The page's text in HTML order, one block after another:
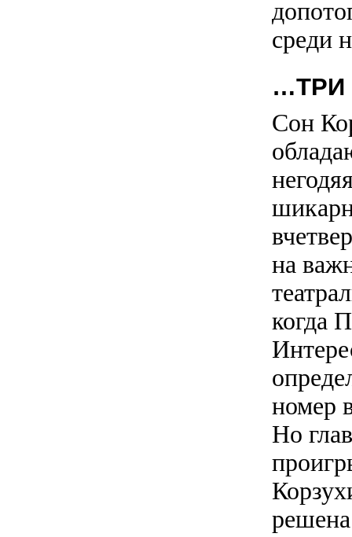
среди
…ТРИ
Сон
на
когда
номер
Но